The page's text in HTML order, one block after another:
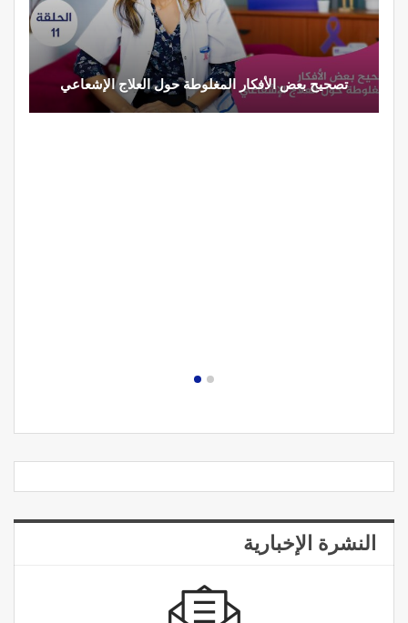
تصحيح بعض الأفكار المغلوطة حول العلاج الإشعاعي
النشرة الإخبارية